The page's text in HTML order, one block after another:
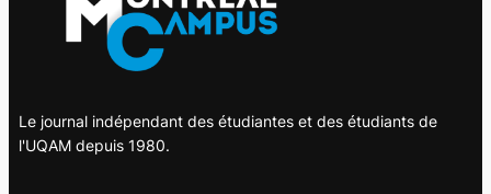
Le journal indépendant des étudiantes et des étudiants de
l'UQAM depuis 1980.